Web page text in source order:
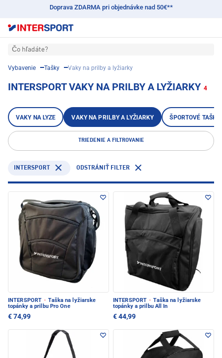
Doprava ZDARMA pri objednávke nad 50€**
Čo hľadáte?
Vybavenie Tašky Vaky na prilby a lyžiarky
INTERSPORT VAKY NA PRILBY A LYŽIARKY 4
VAKY NA LYZE VAKY NA PRILBY A LYŽIARKY ŠPORTOVÉ TAŠKY
TRIEDENIE A FILTROVANIE
INTERSPORT ODSTRÁNIŤ FILTER
INTERSPORT · Taška na lyžiarske
topánky a prilbu Pro One
€ 74,99
INTERSPORT · Taška na lyžiarske
topánky a prilbu All In
€ 44,99